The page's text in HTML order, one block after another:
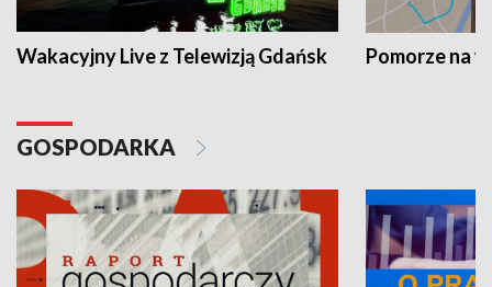
Wakacyjny Live z Telewizją Gdańsk Pomorze na
GOSPODARKA